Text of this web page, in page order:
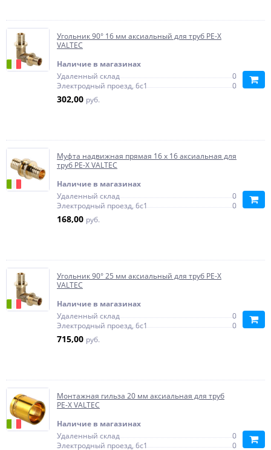
Угольник 90° 16 мм аксиальный для труб PE-X
VALTEC
Наличие в магазинах
Удаленный склад
0
Электродный проезд, 6с1
0
302,00 руб.
Муфта надвижная прямая 16 x 16 аксиальная для
труб PE-X VALTEC
Наличие в магазинах
Удаленный склад
0
Электродный проезд, 6с1
0
168,00 руб.
Угольник 90° 25 мм аксиальный для труб PE-X
VALTEC
Наличие в магазинах
Удаленный склад
0
Электродный проезд, 6с1
0
715,00 руб.
Монтажная гильза 20 мм аксиальная для труб
PE-X VALTEC
Наличие в магазинах
Удаленный склад
0
Электродный проезд, 6с1
0